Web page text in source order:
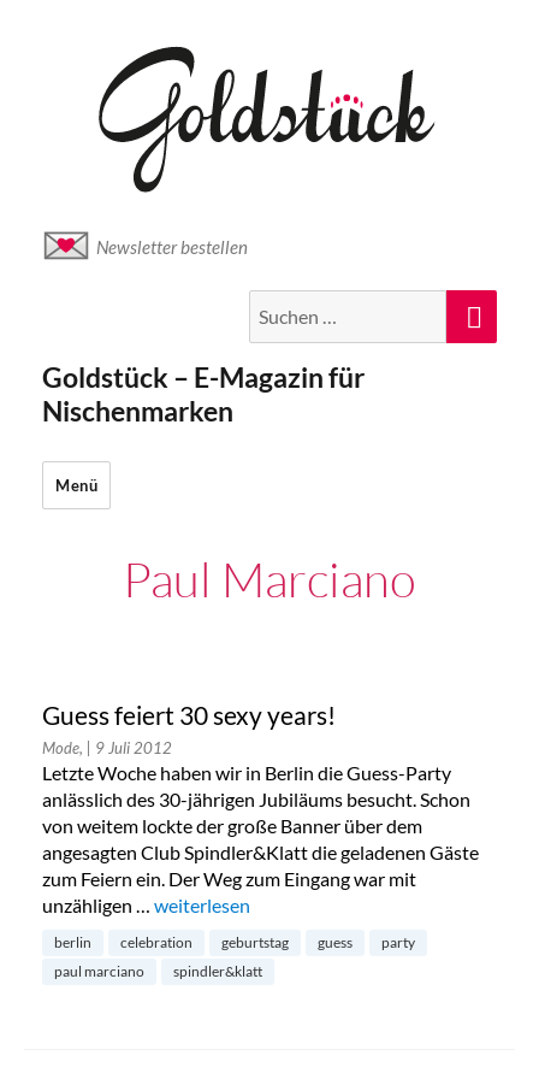
Newsletter bestellen
nach:
Goldstück – E-Magazin für
Nischenmarken
Menü
Paul Marciano
Guess feiert 30 sexy years!
Mode, | 9 Juli 2012
Letzte Woche haben wir in Berlin die Guess-Party
anlässlich des 30-jährigen Jubiläums besucht. Schon
von weitem lockte der große Banner über dem
angesagten Club Spindler&Klatt die geladenen Gäste
zum Feiern ein. Der Weg zum Eingang war mit
unzähligen … „Guess feiert 30 sexy years!“
weiterlesen
berlin celebration geburtstag guess
party
paul marciano
spindler&klatt